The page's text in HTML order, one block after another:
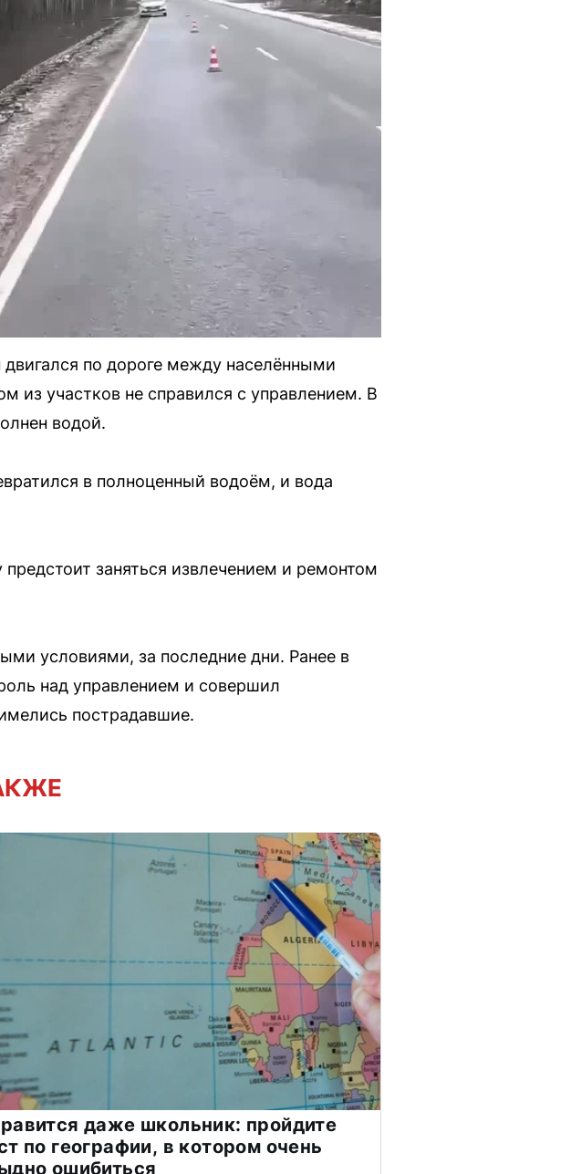
по дороге между населёнными
из участков не справился с управлением. В
водой.
в полноценный водоём, и вода
заняться извлечением и ремонтом
условиями, за последние дни. Ранее в
над управлением и совершил
пострадавшие.
даже школьник: пройдите
по географии, в котором очень
ошибиться